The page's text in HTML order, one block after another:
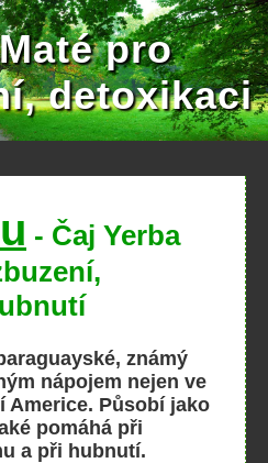
pro
detoxikaci
- Čaj Yerba
známý
nápojem nejen ve
Americe. Působí jako
pomáhá při
a při hubnutí.